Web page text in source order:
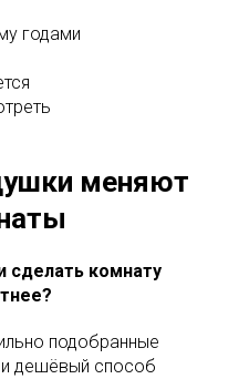
годами
меняют
сделать комнату
подобранные
дешёвый способ